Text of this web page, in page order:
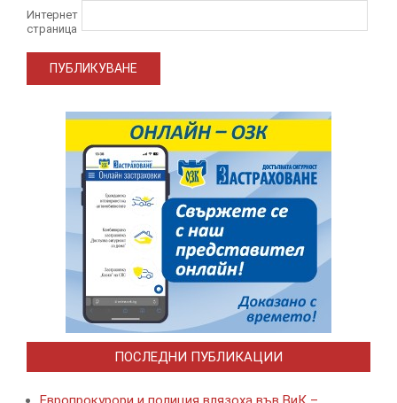
Интернет
страница
ПОСЛЕДНИ ПУБЛИКАЦИИ